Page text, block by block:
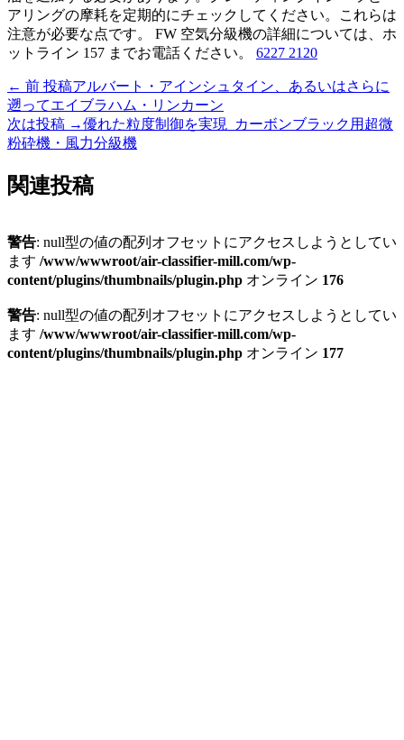
アリングの摩耗を定期的にチェックしてください。これらは
注意が必要な点です。 FW 空気分級機の詳細については、ホ
ットライン 157 までお電話ください。 6227 2120
← 前 投稿アルバート・アインシュタイン、あるいはさらに
遡ってエイブラハム・リンカーン
次は投稿 →優れた粒度制御を実現_カーボンブラック用超微
粉砕機・風力分級機
関連投稿
警告: null型の値の配列オフセットにアクセスしようとしてい
ます /www/wwwroot/air-classifier-mill.com/wp-
content/plugins/thumbnails/plugin.php オンライン 176
警告: null型の値の配列オフセットにアクセスしようとしてい
ます /www/wwwroot/air-classifier-mill.com/wp-
content/plugins/thumbnails/plugin.php オンライン 177